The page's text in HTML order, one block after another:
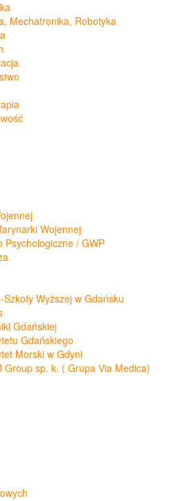
Mechatronika, Robotyka
Wojennej
Psychologiczne / GWP
Wyższej w Gdańsku
Gdańskiej
Gdańskiego
Morski w Gdyni
Group sp. k. ( Grupa Via Medica)